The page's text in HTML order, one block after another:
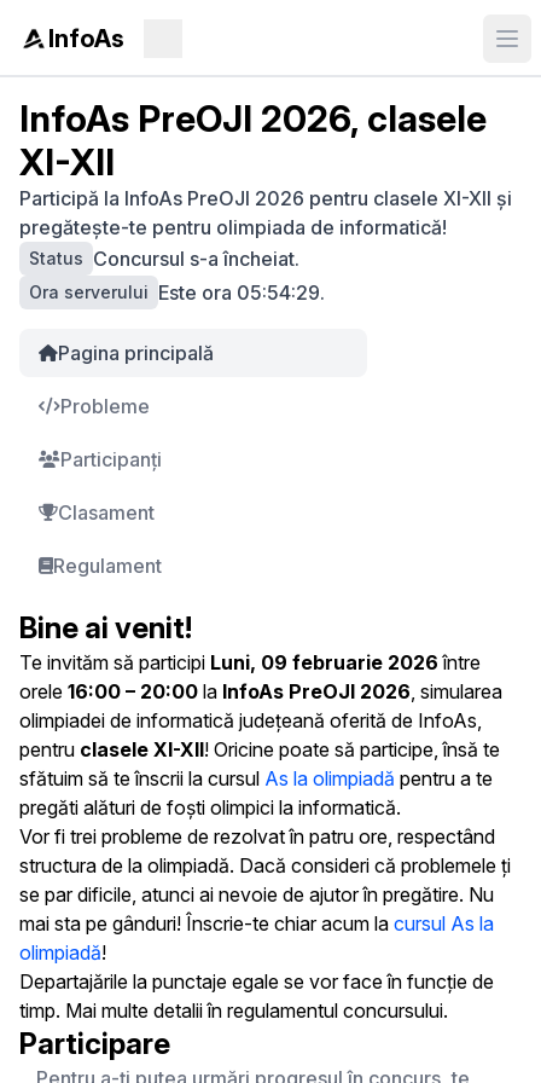
InfoAs
InfoAs PreOJI 2026, clasele
XI-XII
Participă la InfoAs PreOJI 2026 pentru clasele XI-XII și
pregătește-te pentru olimpiada de informatică!
Status Concursul s-a încheiat.
Ora serverului Este ora 05:54:29.
Pagina principală
Probleme
Participanți
Clasament
Regulament
Bine ai venit!
Te invităm să participi Luni, 09 februarie 2026 între
orele 16:00 – 20:00 la InfoAs PreOJI 2026, simularea
olimpiadei de informatică județeană oferită de InfoAs,
pentru clasele XI-XII! Oricine poate să participe, însă te
sfătuim să te înscrii la cursul As la olimpiadă pentru a te
pregăti alături de foști olimpici la informatică.
Vor fi trei probleme de rezolvat în patru ore, respectând
structura de la olimpiadă. Dacă consideri că problemele ți
se par dificile, atunci ai nevoie de ajutor în pregătire. Nu
mai sta pe gânduri! Înscrie-te chiar acum la cursul As la
olimpiadă!
Departajările la punctaje egale se vor face în funcție de
timp. Mai multe detalii în regulamentul concursului.
Participare
Pentru a-ți putea urmări progresul în concurs, te